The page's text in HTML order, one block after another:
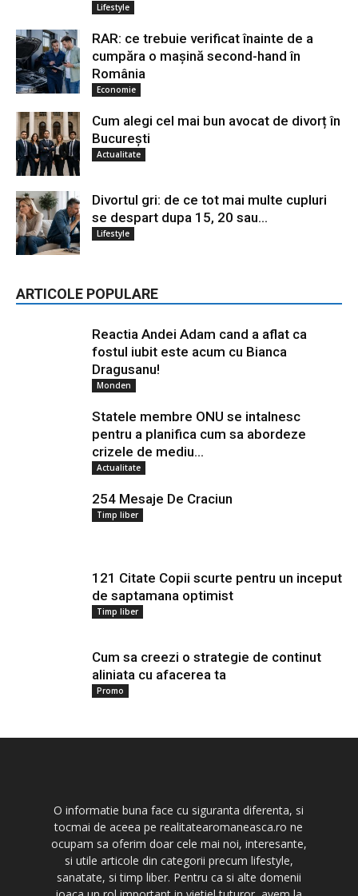
Lifestyle
RAR: ce trebuie verificat înainte de a
cumpăra o mașină second-hand în
România
Economie
Cum alegi cel mai bun avocat de divorț în
București
Actualitate
Divortul gri: de ce tot mai multe cupluri
se despart dupa 15, 20 sau...
Lifestyle
ARTICOLE POPULARE
Reactia Andei Adam cand a aflat ca
fostul iubit este acum cu Bianca
Dragusanu!
Monden
Statele membre ONU se intalnesc
pentru a planifica cum sa abordeze
crizele de mediu...
Actualitate
254 Mesaje De Craciun
Timp liber
121 Citate Copii scurte pentru un inceput
de saptamana optimist
Timp liber
Cum sa creezi o strategie de continut
aliniata cu afacerea ta
Promo
O informatie buna face cu siguranta diferenta, si
tocmai de aceea pe realitatearomaneasca.ro ne
ocupam sa oferim doar cele mai noi, interesante,
si utile articole din categorii precum lifestyle,
sanatate, si timp liber. Pentru ca si alte domenii